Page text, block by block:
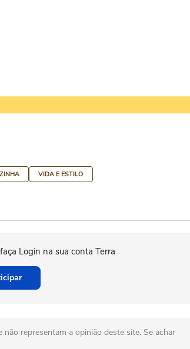
VIDA E ESTILO
Login na sua conta Terra
representam a opinião deste site. Se achar